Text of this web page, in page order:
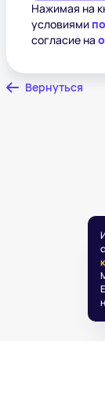
Нажимая на
условиями
согласие на
Вернуться